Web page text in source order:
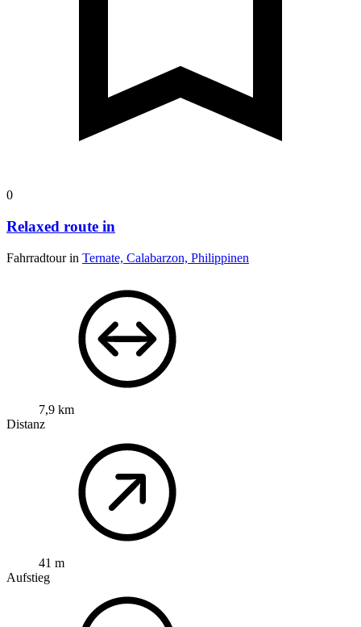
0
Relaxed route in
Fahrradtour in Ternate, Calabarzon, Philippinen
7,9 km
Distanz
41 m
Aufstieg